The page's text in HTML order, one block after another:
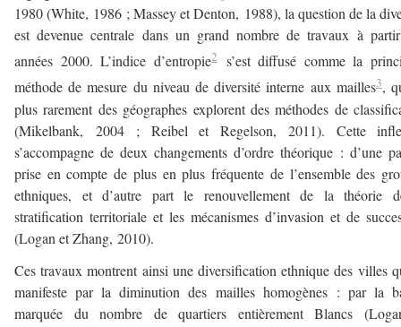
1980 (White, 1986 ; Massey et Denton, 1988), la question de la
est devenue centrale dans un grand nombre de travaux à
années 2000. L’indice d’entropie2s’est diffusé comme la
méthode de mesure du niveau de diversité interne aux mailles3,
plus rarement des géographes explorent des méthodes de
(Mikelbank, 2004 ; Reibel et Regelson, 2011). Cette
s’accompagne de deux changements d’ordre théorique : d’une
prise en compte de plus en plus fréquente de l’ensemble des
ethniques, et d’autre part le renouvellement de la théorie
stratification territoriale et les mécanismes d’invasion et de
(Logan et Zhang, 2010).
Ces travaux montrent ainsi une diversification ethnique des villes
manifeste par la diminution des mailles homogènes : par la
marquée du nombre de quartiers entièrement Blancs